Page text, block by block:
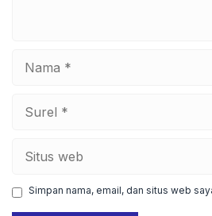
Simpan nama, email, dan situs web